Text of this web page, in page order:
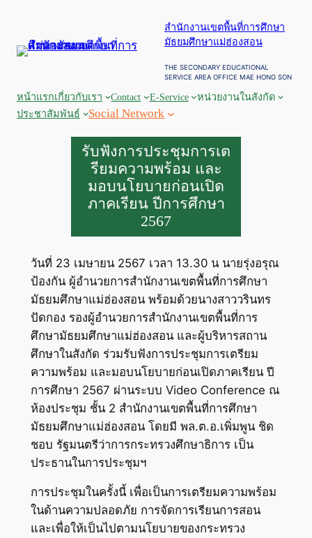
สำนักงานเขตพื้นที่การศึกษา
มัธยมศึกษาแม่ฮ่องสอน
THE SECONDARY EDUCATIONAL
SERVICE AREA OFFICE MAE HONG SON
หน้าแรกเกี่ยวกับเรา Contact E-Service
หน่วยงานในสังกัด
ประชาสัมพันธ์
Social Network
รับฟังการประชุมการเต
รียมความพร้อม และ
มอบนโยบายก่อนเปิด
ภาคเรียน ปีการศึกษา
2567
วันที่ 23 เมษายน 2567 เวลา 13.30 น นายรุ่งอรุณ
ป้องกัน ผู้อำนวยการสำนักงานเขตพื้นที่การศึกษา
มัธยมศึกษาแม่ฮ่องสอน พร้อมด้วยนางสาววรินทร
ปัดกอง รองผู้อำนวยการสำนักงานเขตพื้นที่การ
ศึกษามัธยมศึกษาแม่ฮ่องสอน และผู้บริหารสถาน
ศึกษาในสังกัด ร่วมรับฟังการประชุมการเตรียม
ความพร้อม และมอบนโยบายก่อนเปิดภาคเรียน ปี
การศึกษา 2567 ผ่านระบบ Video Conference ณ
ห้องประชุม ชั้น 2 สำนักงานเขตพื้นที่การศึกษา
มัธยมศึกษาแม่ฮ่องสอน โดยมี พล.ต.อ.เพิ่มพูน ชิด
ชอบ รัฐมนตรีว่าการกระทรวงศึกษาธิการ เป็น
ประธานในการประชุมฯ
การประชุมในครั้งนี้ เพื่อเป็นการเตรียมความพร้อม
ในด้านความปลอดภัย การจัดการเรียนการสอน
และเพื่อให้เป็นไปตามนโยบายของกระทรวง